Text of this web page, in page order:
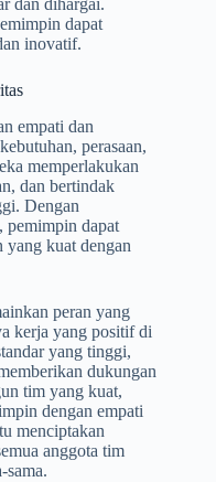
dan dihargai.
dapat
inovatif.
empati dan
perasaan,
memperlakukan
dan bertindak
Dengan
pemimpin dapat
yang kuat dengan
peran yang
kerja yang positif di
yang tinggi,
dukungan
tim yang kuat,
dengan empati
menciptakan
anggota tim
sama.